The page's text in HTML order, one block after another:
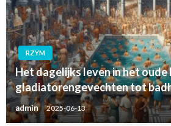
RZYM
Het dagelijks leven in het oude
gladiatorengevechten tot
admin 2025-06-13